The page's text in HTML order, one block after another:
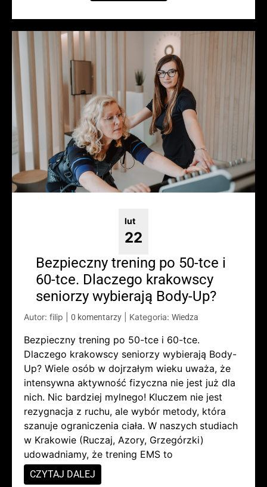
lut
22
Bezpieczny trening po 50-tce i
60-tce. Dlaczego krakowscy
seniorzy wybierają Body-Up?
Autor: filip 0 komentarzy Kategoria: Wiedza
Bezpieczny trening po 50-tce i 60-tce.
Dlaczego krakowscy seniorzy wybierają Body-
Up? Wiele osób w dojrzałym wieku uważa, że
intensywna aktywność fizyczna nie jest już dla
nich. Nic bardziej mylnego! Kluczem nie jest
rezygnacja z ruchu, ale wybór metody, która
szanuje ograniczenia ciała. W naszych studiach
w Krakowie (Ruczaj, Azory, Grzegórzki)
udowadniamy, że trening EMS to
CZYTAJ DALEJ